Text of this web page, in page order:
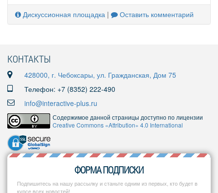
Дискуссионная площадка | Оставить комментарий
КОНТАКТЫ
428000, г. Чебоксары, ул. Гражданская, Дом 75
Телефон: +7 (8352) 222-490
info@interactive-plus.ru
Содержимое данной страницы доступно по лицензии
Creative Commons «Attribution» 4.0 International
ФОРМА ПОДПИСКИ
Подпишитесь на нашу рассылку и станьте одним из первых, кто будет в
курсе всех новостей!